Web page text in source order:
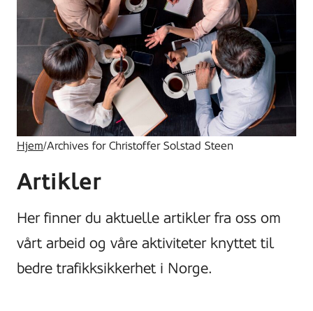
Hjem/Archives for Christoffer Solstad Steen
Artikler
Her finner du aktuelle artikler fra oss om
vårt arbeid og våre aktiviteter knyttet til
bedre trafikksikkerhet i Norge.